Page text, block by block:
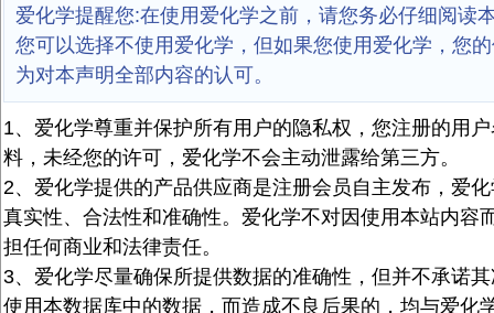
爱化学提醒您:在使用爱化学之前，请您务必仔细阅读
您可以选择不使用爱化学，但如果您使用爱化学，您
为对本声明全部内容的认可。
1、爱化学尊重并保护所有用户的隐私权，您注册的用
料，未经您的许可，爱化学不会主动泄露给第三方。
2、爱化学提供的产品供应商是注册会员自主发布，爱
真实性、合法性和准确性。爱化学不对因使用本站内容
担任何商业和法律责任。
3、爱化学尽量确保所提供数据的准确性，但并不承诺
使用本数据库中的数据，而造成不良后果的，均与爱化